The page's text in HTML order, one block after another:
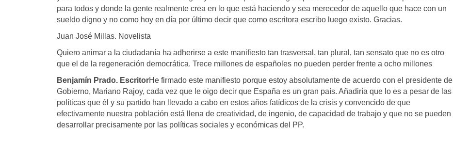
para todos y donde la gente realmente crea en lo que está haciendo y sea merecedor de aquello que hace con un
sueldo digno y no como hoy en día por último decir que como escritora escribo luego existo. Gracias.
Juan José Millas. Novelista
Quiero animar a la ciudadanía ha adherirse a este manifiesto tan trasversal, tan plural, tan sensato que no es otro
que el de la regeneración democrática. Trece millones de españoles no pueden perder frente a ocho millones
Benjamín Prado. EscritorHe firmado este manifiesto porque estoy absolutamente de acuerdo con el presidente del
Gobierno, Mariano Rajoy, cada vez que le oigo decir que España es un gran país. Añadiría que lo es a pesar de las
políticas que él y su partido han llevado a cabo en estos años fatídicos de la crisis y convencido de que
efectivamente nuestra población está llena de creatividad, de ingenio, de capacidad de trabajo y que no se pueden
desarrollar precisamente por las políticas sociales y económicas del PP.